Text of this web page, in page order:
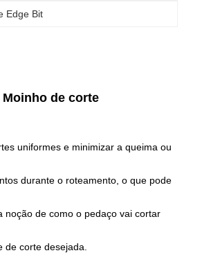
Edge Bit
de corte
uniformes e minimizar a queima ou
durante o roteamento, o que pode
noção de como o pedaço vai cortar
corte desejada.